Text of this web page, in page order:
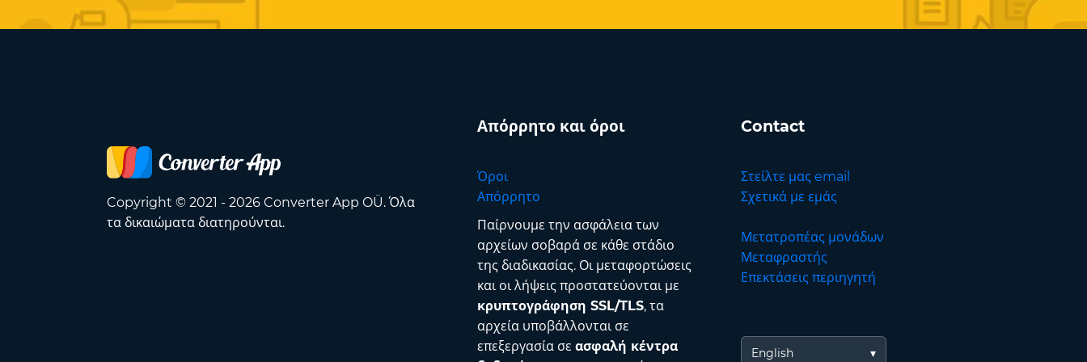
Copyright © 2021 - 2026 Converter App OÜ. Όλα
τα δικαιώματα διατηρούνται.
Απόρρητο και όροι
Όροι
Απόρρητο
Παίρνουμε την ασφάλεια των
αρχείων σοβαρά σε κάθε στάδιο
της διαδικασίας. Οι μεταφορτώσεις
και οι λήψεις προστατεύονται με
κρυπτογράφηση SSL/TLS, τα
αρχεία υποβάλλονται σε
επεξεργασία σε ασφαλή κέντρα
Contact
Στείλτε μας email
Σχετικά με εμάς
Μετατροπέας μονάδων
Μεταφραστής
Επεκτάσεις περιηγητή
English